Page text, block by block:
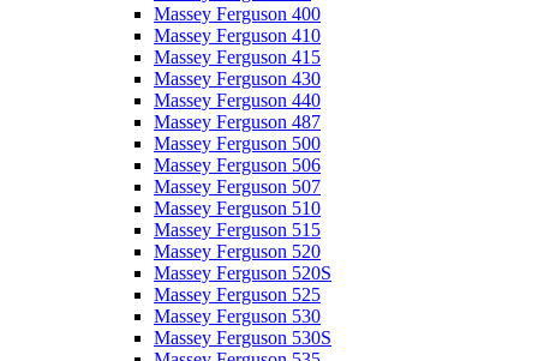
Massey Ferguson 400
Massey Ferguson 410
Massey Ferguson 415
Massey Ferguson 430
Massey Ferguson 440
Massey Ferguson 487
Massey Ferguson 500
Massey Ferguson 506
Massey Ferguson 507
Massey Ferguson 510
Massey Ferguson 515
Massey Ferguson 520
Massey Ferguson 520S
Massey Ferguson 525
Massey Ferguson 530
Massey Ferguson 530S